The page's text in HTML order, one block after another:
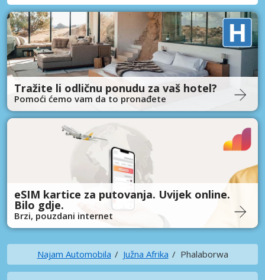
Tražite li odličnu ponudu za vaš hotel?
Pomoći ćemo vam da to pronađete
eSIM kartice za putovanja. Uvijek online.
Bilo gdje.
Brzi, pouzdani internet
Najam Automobila Južna Afrika Phalaborwa